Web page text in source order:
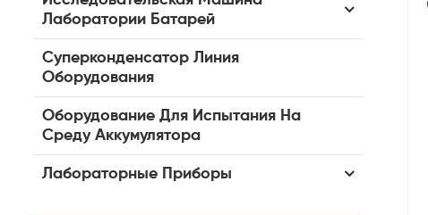
Лаборатории Батарей
Суперконденсатор Линия
Оборудования
Оборудование Для Испытания На
Среду Аккумулятора
Лабораторные Приборы